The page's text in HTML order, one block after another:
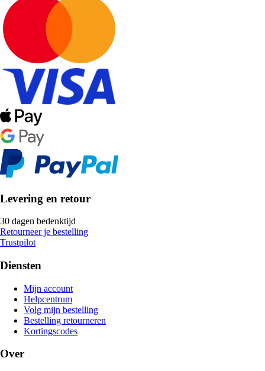
Levering en retour
30 dagen bedenktijd
Retourneer je bestelling
Trustpilot
Diensten
Mijn account
Helpcentrum
Volg mijn bestelling
Bestelling retourneren
Kortingscodes
Over